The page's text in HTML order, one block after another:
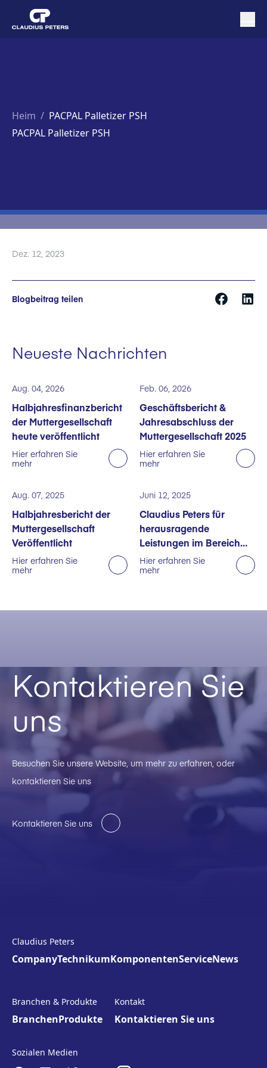
Heim / PACPAL Palletizer PSH
PACPAL Palletizer PSH
Dez. 12, 2023
Blogbeitrag teilen
Neueste Nachrichten
Aug. 04, 2026
Halbjahresfinanzbericht
der Muttergesellschaft
heute veröffentlicht
Hier erfahren Sie
mehr
Feb. 06, 2026
Geschäftsbericht &
Jahresabschluss der
Muttergesellschaft 2025
Hier erfahren Sie
mehr
Aug. 07, 2025
Halbjahresbericht der
Muttergesellschaft
Veröffentlicht
Hier erfahren Sie
mehr
Juni 12, 2025
Claudius Peters für
herausragende
Leistungen im Bereich
Nachhaltigkeit
ausgezeichnet
Hier erfahren Sie
mehr
Kontaktieren Sie
uns
Besuchen Sie unsere Website, um mehr zu erfahren, oder
kontaktieren Sie uns
Kontaktieren Sie uns
Claudius Peters
CompanyTechnikumKomponentenServiceNews
Branchen & Produkte
BranchenProdukte
Kontakt
Kontaktieren Sie uns
Sozialen Medien